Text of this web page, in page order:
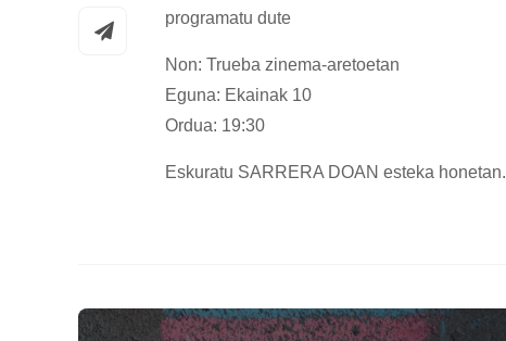
programatu dute
Non: Trueba zinema-aretoetan
Eguna: Ekainak 10
Ordua: 19:30
Eskuratu SARRERA DOAN esteka honetan.